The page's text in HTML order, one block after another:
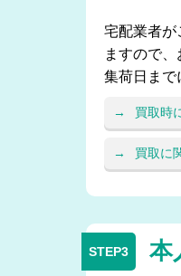
宅配業者が
ますので、
集荷日まで
買取時
買取に
本